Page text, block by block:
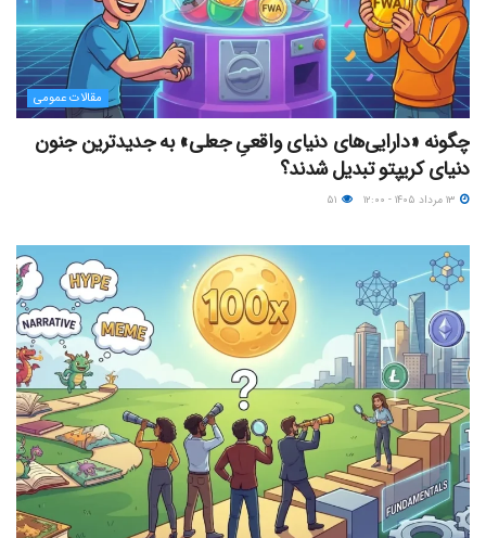
مقالات عمومی
چگونه «دارایی‌های دنیای واقعیِ جعلی» به جدیدترین جنون
دنیای کریپتو تبدیل شدند؟